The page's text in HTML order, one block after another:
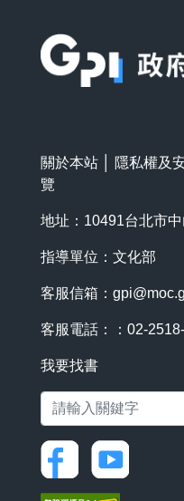
關於本站 隱私權及
覽
地址：10491台北市
指導單位：文化部
客服信箱：
客服電話：：02-
我要找書